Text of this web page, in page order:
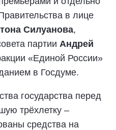
в лице
Силуанова,
партии Андрей
«Единой России»
в Госдуме.
государства перед
трёхлетку –
средства на